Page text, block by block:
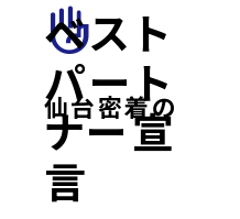
front_hand
仙台密着の
ベスト
パート
ナー宣
言